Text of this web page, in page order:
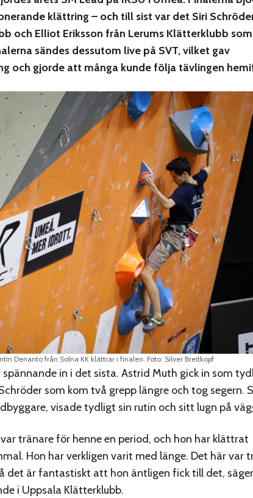
klättring – och till sist var det Siri
och Elliot Eriksson från Lerums Klätterklubb
sändes dessutom live på SVT, vilket gav
och gjorde att många kunde följa tävlingen
Denanto från Solna KK klättrar i finalen. Foto: Silver Breitkopf
in i det sista. Astrid Muth gick in som
som kom två grepp längre och tog segern.
visade tydligt sin rutin och sitt lugn på
tränare för henne en period, och hon har klättrat
Hon har verkligen varit med länge. Det här var
det är fantastiskt att hon äntligen fick till det, säger
i Uppsala Klätterklubb.